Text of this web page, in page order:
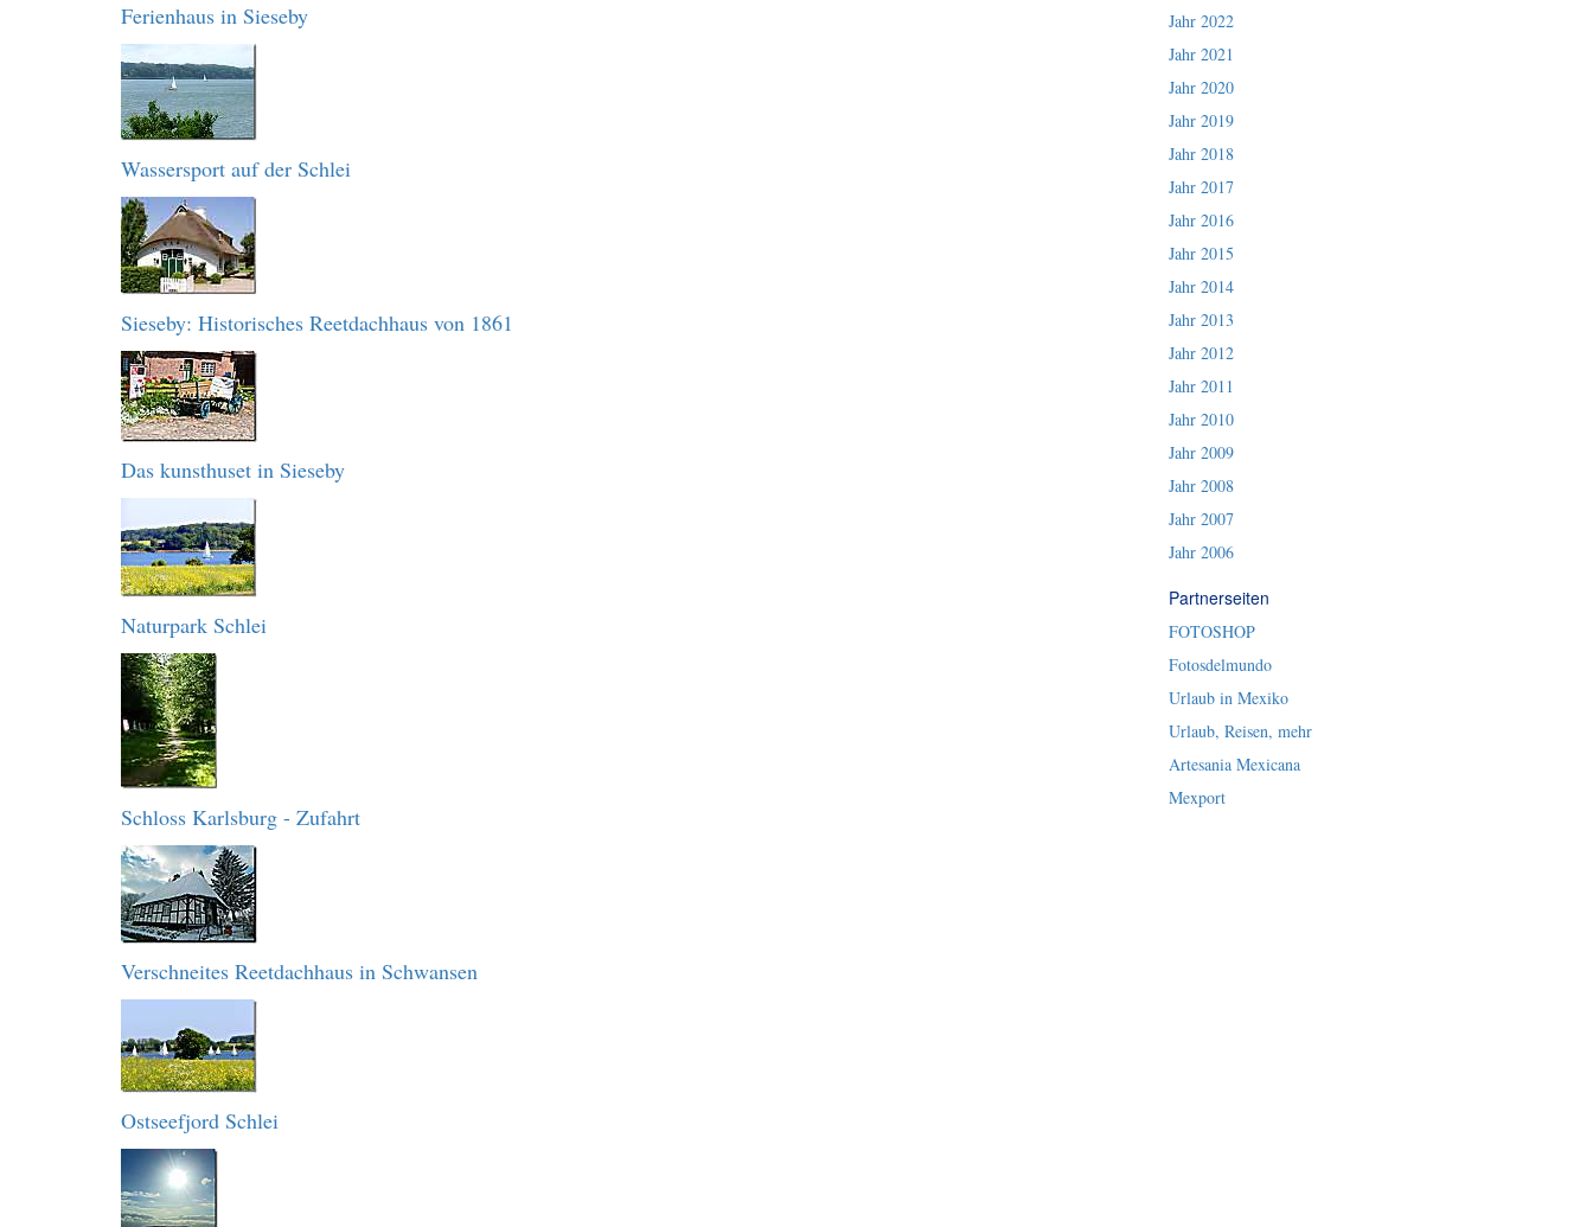
Ferienhaus in Sieseby
Wassersport auf der Schlei
Sieseby: Historisches Reetdachhaus von 1861
Das kunsthuset in Sieseby
Naturpark Schlei
Schloss Karlsburg - Zufahrt
Verschneites Reetdachhaus in Schwansen
Ostseefjord Schlei
Jahr 2022
Jahr 2021
Jahr 2020
Jahr 2019
Jahr 2018
Jahr 2017
Jahr 2016
Jahr 2015
Jahr 2014
Jahr 2013
Jahr 2012
Jahr 2011
Jahr 2010
Jahr 2009
Jahr 2008
Jahr 2007
Jahr 2006
Partnerseiten
FOTOSHOP
Fotosdelmundo
Urlaub in Mexiko
Urlaub, Reisen, mehr
Artesania Mexicana
Mexport